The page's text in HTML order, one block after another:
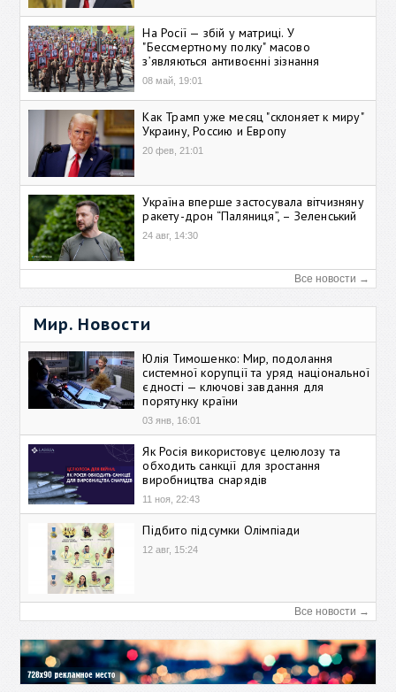
На Росії — збій у матриці. У
"Бессмертному полку" масово
зʼявляються антивоєнні зізнання
08 май, 19:01
Как Трамп уже месяц "склоняет к миру"
Украину, Россию и Европу
20 фев, 21:01
Україна вперше застосувала вітчизняну
ракету-дрон “Паляниця”, – Зеленський
24 авг, 14:30
Все новости →
Мир. Новости
Юлія Тимошенко: Мир, подолання
системної корупції та уряд національної
єдності — ключові завдання для
порятунку країни
03 янв, 16:01
Як Росія використовує целюлозу та
обходить санкції для зростання
виробництва снарядів
11 ноя, 22:43
Підбито підсумки Олімпіади
12 авг, 15:24
Все новости →